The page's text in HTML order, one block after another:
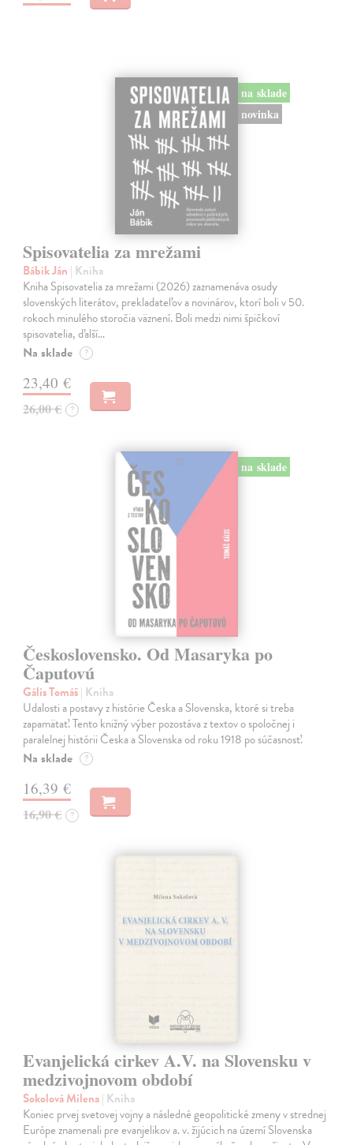
na sklade
novinka
Spisovatelia za mrežami
Bábik Ján | Kniha
Kniha Spisovatelia za mrežami (2026) zaznamenáva osudy
slovenských literátov, prekladateľov a novinárov, ktorí boli v 50.
rokoch minulého storočia väznení. Boli medzi nimi špičkoví
spisovatelia, ďalší…
Na sklade ?
23,40 €
26,00 € ?
na sklade
Československo. Od Masaryka po
Čaputovú
Gális Tomáš| Kniha
Udalosti a postavy z histórie Česka a Slovenska, ktoré si treba
zapamätať. Tento knižný výber pozostáva z textov o spoločnej i
paralelnej histórii Česka a Slovenska od roku 1918 po súčasnosť.
Na sklade ?
16,39 €
16,90 € ?
Evanjelická cirkev A.V. na Slovensku v
medzivojnovom období
Sokolová Milena| Kniha
Koniec prvej svetovej vojny a následné geopolitické zmeny v strednej
Európe znamenali pre evanjelikov a. v. žijúcich na území Slovenska